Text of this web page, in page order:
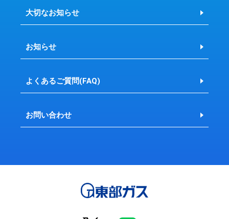
大切なお知らせ
お知らせ
よくあるご質問(FAQ)
お問い合わせ